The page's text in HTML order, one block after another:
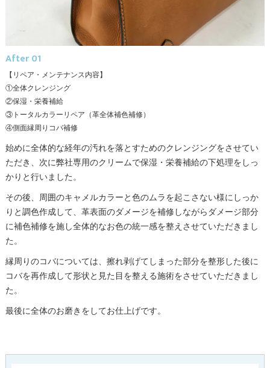
After 01
【リペア・メンテナンス内容】
①全体クレンジング
②保湿・栄養補給
③トータルカラーリペア（革全体補色補修）
④側面縁周りコバ補修
始めに全体的な経年の汚れを落とすためのクレンジングをさせてい
ただき、次に弊社専用のクリームで保湿・栄養補給の下処理をしっ
かりと行いました。
その後、周囲のキャメルカラーと色のムラを起こさない様にしっか
りと調色作成して、革表面のダメージを補修しながらダメージ部分
に補色補修を施し全体的なお色の統一感を整えさせていただきまし
た。
縁周りのコバについては、擦れ剥げてしまった部分を整形した後に
コバを再作成して形状と見た目を整える施術をさせていただきまし
た。
最後に全体のお磨きをしてお仕上げです。